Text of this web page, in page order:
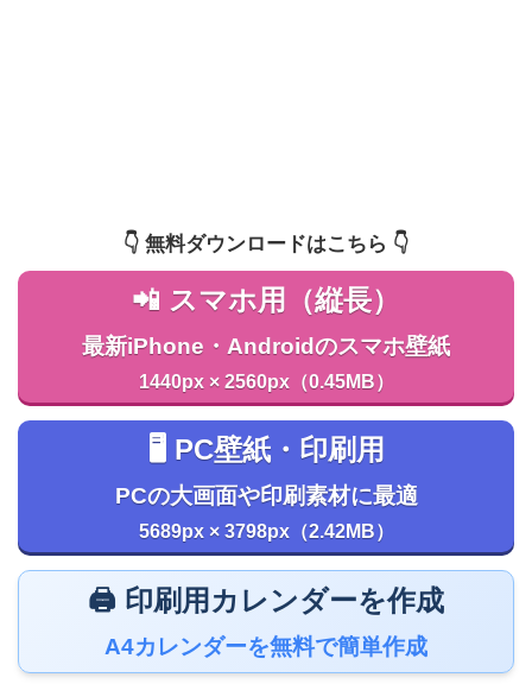
👇️ 無料ダウンロードはこちら 👇️
📲 スマホ用（縦長）
最新iPhone・Androidのスマホ壁紙
1440px × 2560px（0.45MB）
🖥️ PC壁紙・印刷用
PCの大画面や印刷素材に最適
5689px × 3798px（2.42MB）
🖨️ 印刷用カレンダーを作成
A4カレンダーを無料で簡単作成